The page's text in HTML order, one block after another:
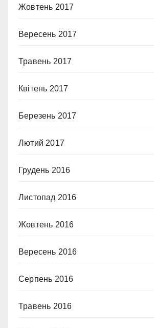
Жовтень 2017
Вересень 2017
Травень 2017
Квітень 2017
Березень 2017
Лютий 2017
Грудень 2016
Листопад 2016
Жовтень 2016
Вересень 2016
Серпень 2016
Травень 2016